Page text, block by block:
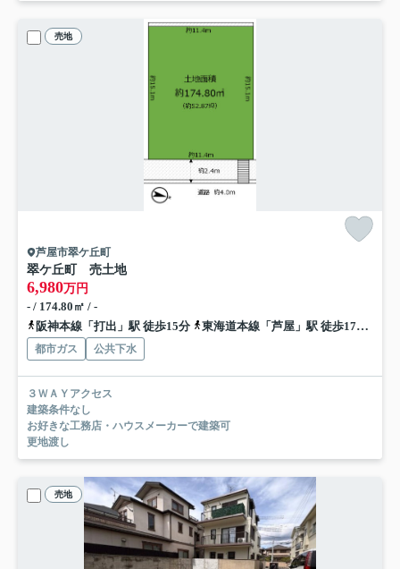
売地
芦屋市翠ケ丘町
翠ケ丘町 売土地
6,980万円
- / 174.80㎡ / -
阪神本線「打出」駅 徒歩15分
東海道本線「芦屋」駅 徒歩17分
都市ガス 公共下水
３ＷＡＹアクセス
建築条件なし
お好きな工務店・ハウスメーカーで建築可
更地渡し
売地